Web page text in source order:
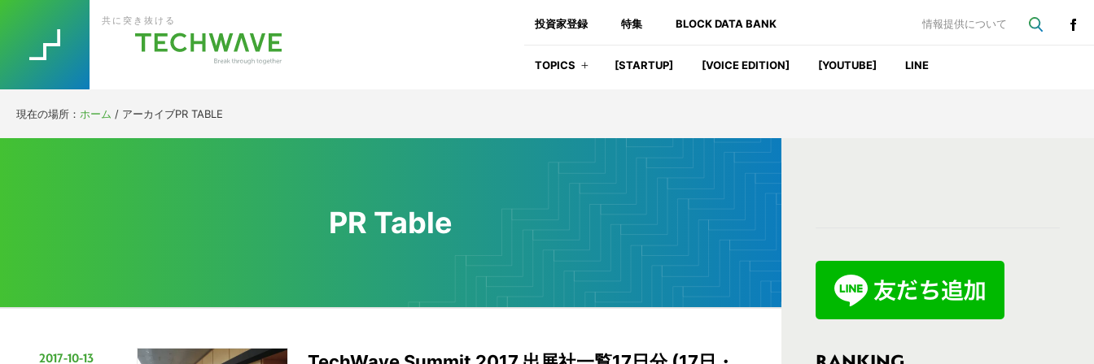
to
primary
to
main
to
primary
to
footer
投資家登録 特集 BLOCK DATA BANK 情報提供について
共に突き抜ける
TOPICS [STARTUP] [VOICE EDITION] [YOUTUBE] LINE
現在の場所： ホーム / アーカイブPR TABLE
PR Table
2017-10-13
サ
イ